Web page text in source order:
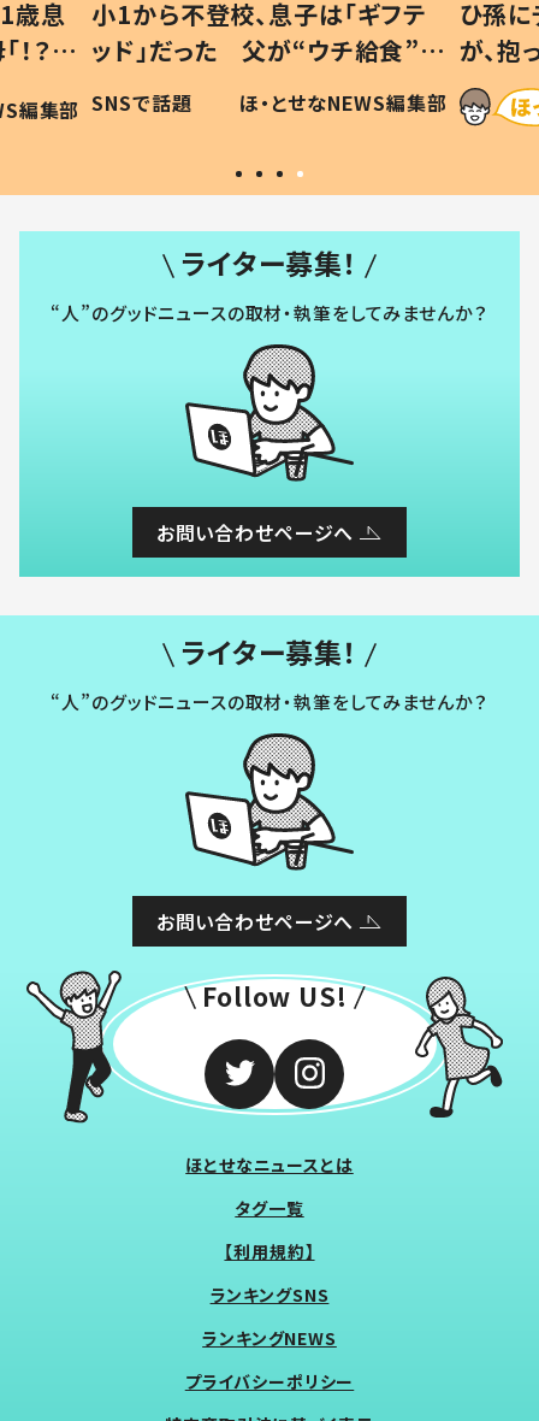
歳息
？」
編集部
小1から不登校、息子は「ギフテ
ッド」だった 父が“ウチ給食”を
作り続ける理由とは #令和の親
#令和の子
SNSで話題 ほ・とせなNEWS編集部
ひ孫
が、
「涙が
い」
ライター募集！
“人”のグッドニュースの取材・執筆をしてみませんか？
お問い合わせページへ
ライター募集！
“人”のグッドニュースの取材・執筆をしてみませんか？
お問い合わせページへ
Follow US!
ほとせなニュースとは
タグ一覧
【利用規約】
ランキングSNS
ランキングNEWS
プライバシーポリシー